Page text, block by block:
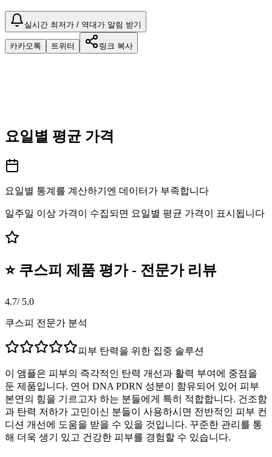
실시간 최저가 / 역대가 알림 받기
카카오톡 트위터 링크 복사
요일별 평균 가격
요일별 통계를 계산하기엔 데이터가 부족합니다
일주일 이상 가격이 수집되면 요일별 평균 가격이 표시됩니다
⭐ 쿠스피 제품 평가 - 전문가 리뷰
4.7/ 5.0
쿠스피 전문가 분석
피부 탄력을 위한 집중 솔루션
이 앰플은 피부의 즉각적인 탄력 개선과 활력 부여에 중점을
둔 제품입니다. 연어 DNA PDRN 성분이 함유되어 있어 피부
본연의 힘을 기르고자 하는 분들에게 특히 적합합니다. 건조함
과 탄력 저하가 고민이신 분들이 사용하시면 전반적인 피부 컨
디션 개선에 도움을 받을 수 있을 것입니다. 꾸준한 관리를 통
해 더욱 생기 있고 건강한 피부를 경험할 수 있습니다.